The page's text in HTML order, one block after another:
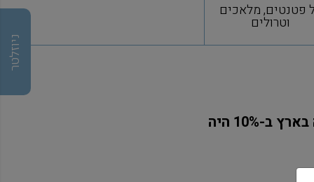
פטנטים, מלאכים
וטרולים
כתבה מ"אנשים ומחשבים": עו"ד נעמי אסיא: צמצום פיראטיות התוכנה בארץ ב-10% היה
ניוזלטר